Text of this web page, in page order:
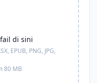
di sini
EPUB, PNG, JPG,
80 MB